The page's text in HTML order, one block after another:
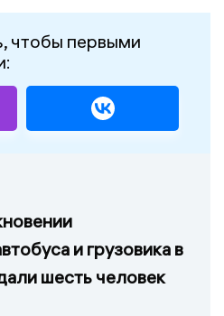
чтобы первыми
и грузовика в
шесть человек